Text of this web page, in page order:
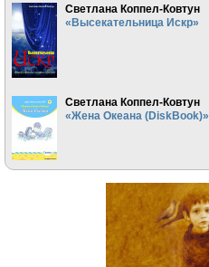
Светлана Коппел-Ковтун
«Высекательница Искр»
Светлана Коппел-Ковтун
«Жена Океана (DiskBook)»